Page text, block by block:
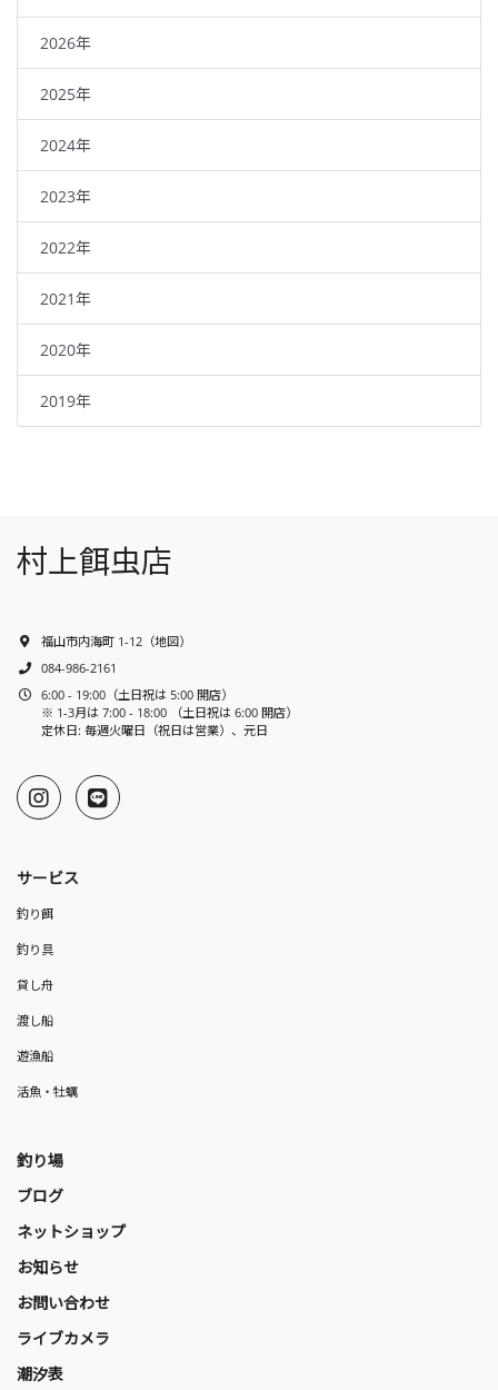
2026年
2025年
2024年
2023年
2022年
2021年
2020年
2019年
村上餌虫店
福山市内海町 1-12 （地図）
084-986-2161
6:00 - 19:00（土日祝は 5:00 開店）
※ 1-3月は 7:00 - 18:00 （土日祝は 6:00 開店）
定休日: 毎週火曜日（祝日は営業）、元日
サービス
釣り餌
釣り具
貸し舟
渡し船
遊漁船
活魚・牡蠣
釣り場
ブログ
ネットショップ
お知らせ
お問い合わせ
ライブカメラ
潮汐表